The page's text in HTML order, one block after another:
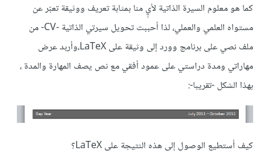
كما هو معلوم السيرة الذاتية لأيٍ منا بمثابة تعريف ووثيقة تعبّر عن
مستواه العلمي والعملي، لذا أحببت تحويل سيرتي الذاتية -CV- من
ملف نصي على برنامج وورد إلى وثيقة على LaTeX،وأربد عرض
مهاراتي ومدة دراستي على عمود أفقي مع نص يصف المهارة والمدة ،
بهذا الشكل -تقريبا-:
كيف أستطيع الوصول إلى هذه النتيجة على LaTeX؟